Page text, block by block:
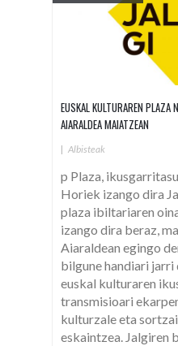
EUSKAL KULTURAREN PLAZA
AIARALDEA MAIATZEAN
| Albisteak
p Plaza,
Horiek izango dira
plaza ibiltariaren
izango dira beraz,
Aiaraldean egingo
bilgune handiari
euskal kulturaren
transmisioari
kulturzale eta
eskaintzea. Jalgiren